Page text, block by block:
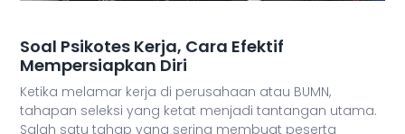
Soal Psikotes Kerja, Cara Efektif
Mempersiapkan Diri
Ketika melamar kerja di perusahaan atau BUMN,
tahapan seleksi yang ketat menjadi tantangan utama.
Salah satu tahap yang sering membuat peserta